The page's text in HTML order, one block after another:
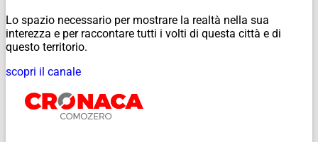
Lo spazio necessario per mostrare la realtà nella sua
interezza e per raccontare tutti i volti di questa città e di
questo territorio.
scopri il canale